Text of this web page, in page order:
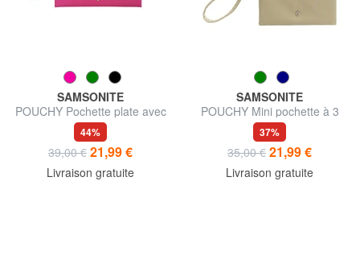
SAMSONITE
POUCHY Pochette plate avec
poche pour cartes
44%
39,00 € 21,99 €
Livraison gratuite
SAMSONITE
POUCHY Mini pochette à 3
compartiments
37%
35,00 € 21,99 €
Livraison gratuite